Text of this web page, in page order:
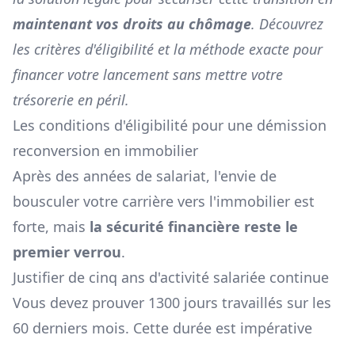
maintenant vos droits au chômage. Découvrez
les critères d'éligibilité et la méthode exacte pour
financer votre lancement sans mettre votre
trésorerie en péril.
Les conditions d'éligibilité pour une démission
reconversion en immobilier
Après des années de salariat, l'envie de
bousculer votre carrière vers l'immobilier est
forte, mais la sécurité financière reste le
premier verrou.
Justifier de cinq ans d'activité salariée continue
Vous devez prouver 1300 jours travaillés sur les
60 derniers mois. Cette durée est impérative